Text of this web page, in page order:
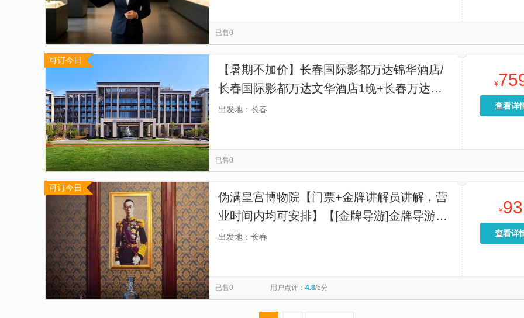
已售0
可订今日
【暑期不加价】长春国际影都万达锦华酒店/
长春国际影都万达文华酒店1晚+长春万达滑
雪场+双人早餐+室内儿童乐园
出发地：长春
¥
查看详
已售0
可订今日
伪满皇宫博物院【门票+金牌讲解员讲解，营
业时间内均可安排】【[金牌导游]金牌导游讲
解，用她们丰富的历史知识，带您走进溥仪背
出发地：长春
¥93
查看详
已售0 用户点评： 4.8/5分